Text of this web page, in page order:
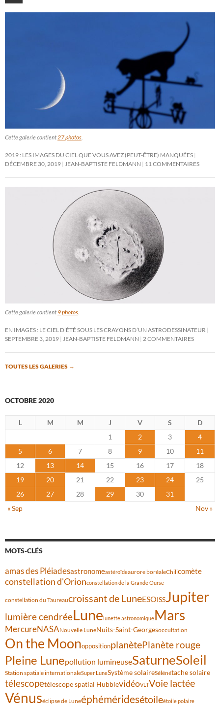
Cette galerie contient27 photos.
2019 : LES IMAGES DU CIEL QUE VOUS AVEZ (PEUT-ÊTRE) MANQUÉES
DÉCEMBRE 30, 2019 JEAN-BAPTISTE FELDMANN 11 COMMENTAIRES
Cette galerie contient 9 photos.
EN IMAGES : LE CIEL D’ÉTÉ SOUS LES CRAYONS D’UN ASTRODESSINATEUR
SEPTEMBRE 3, 2019 JEAN-BAPTISTE FELDMANN 2 COMMENTAIRES
TOUTES LES GALERIES →
OCTOBRE 2020
L M M J V S
D
1
2 3
4
5
6 7 8 9 10
11
12
13 14 15 16 17
18
19
20 21 22 23 24
25
26
27 28 29 30
31
« Sep
Nov »
MOTS-CLÉS
amas des Pléiadesastronomeastéroïdeaurore boréaleChilicomète
constellation d'Orionconstellation de la Grande Ourse
constellation du Taureaucroissant de LuneESOISSJupiter
lumière cendréeLune lunette astronomiqueMars
MercureNASANouvelle LuneNuits-Saint-Georgesoccultation
On the MoonoppositionplanètePlanète rouge
Pleine Lunepollution lumineuseSaturneSoleil
Station spatiale internationaleSuper LuneSystème solaireSélénétache solaire
télescopetélescope spatial HubblevidéoVLTVoie lactée
Vénuséclipse de Luneéphéméridesétoileétoile polaire